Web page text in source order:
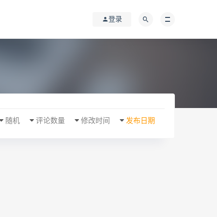
登录
发布日期
修改时间
评论数量
随机